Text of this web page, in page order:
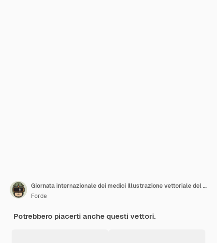
Giornata internazionale dei medici Illustrazione vettoriale del medico
Forde
Potrebbero piacerti anche questi vettori.